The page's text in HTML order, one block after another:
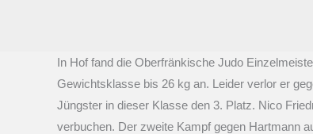
In Hof fand die Oberfränkische Judo
Gewichtsklasse bis 26 kg an. Leider verlor er
Jüngster in dieser Klasse den 3. Platz. Nico
verbuchen. Der zweite Kampf gegen Hartmann